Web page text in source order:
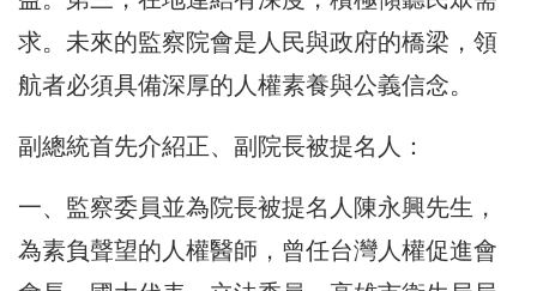
求。未來的監察院會是人民與政府的橋梁，領
航者必須具備深厚的人權素養與公義信念。
副總統首先介紹正、副院長被提名人：
一、監察委員並為院長被提名人陳永興先生，
為素負聲望的人權醫師，曾任台灣人權促進會